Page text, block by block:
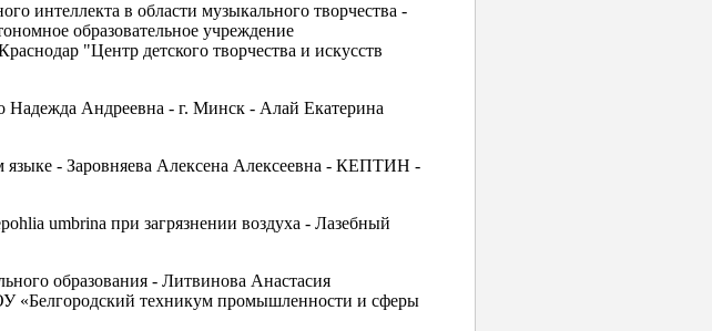
интеллекта в области музыкального творчества -
образовательное учреждение
"Центр детского творчества и искусств
Андреевна - г. Минск - Алай Екатерина
- Заровняева Алексена Алексеевна - КЕПТИН -
umbrina при загрязнении воздуха - Лазебный
образования - Литвинова Анастасия
техникум промышленности и сферы